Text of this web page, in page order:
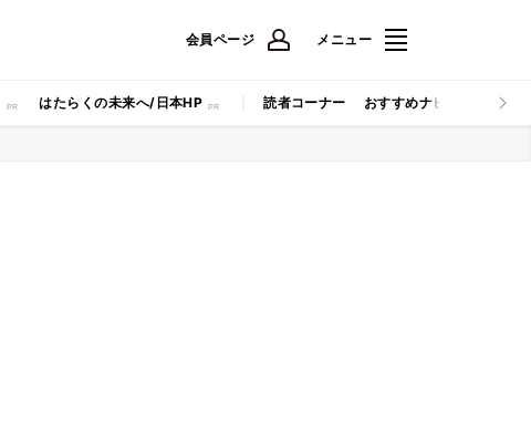
会員ページ メニュー
はたらくの未来へ/日本HP 読者コーナー おすすめナビ マイナビ